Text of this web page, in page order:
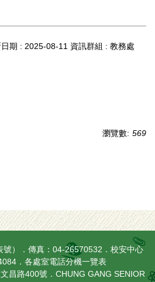
期 : 2025-08-11 資訊群組 : 教務處
瀏覽數: 569
）．傳真：04-26570532．校安中心
． 各處室電話分機一覽表
昌路400號．CHUNG GANG SENIOR